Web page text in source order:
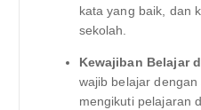
kata yang baik, dan
sekolah.
Kewajiban Belajar
wajib belajar
mengikuti pelajaran